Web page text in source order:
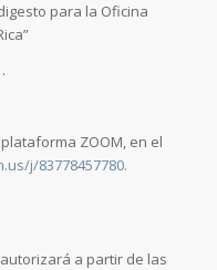
para la Oficina
ZOOM, en el
j/83778457780.
a partir de las